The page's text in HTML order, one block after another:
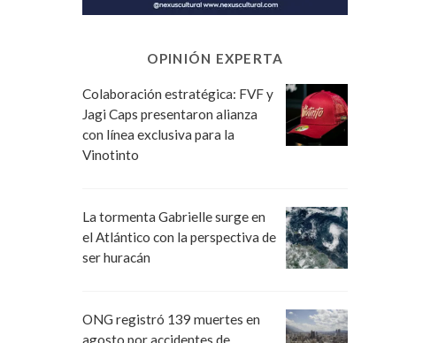
OPINIÓN EXPERTA
Colaboración estratégica: FVF y
Jagi Caps presentaron alianza
con línea exclusiva para la
Vinotinto
La tormenta Gabrielle surge en
el Atlántico con la perspectiva de
ser huracán
ONG registró 139 muertes en
agosto por accidentes de